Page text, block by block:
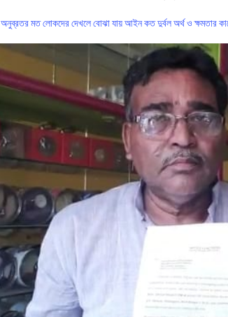
অনুব্রতর মত লোকদের দেখলে বোঝা যায় আইন কত দুর্বল অর্থ ও ক্ষমতার